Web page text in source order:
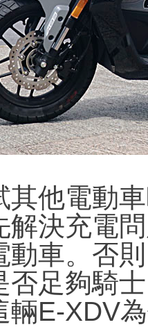
其他電動
解決充電
動車。否
否足夠騎
輛E-XDV